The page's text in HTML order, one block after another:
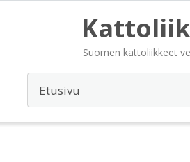
Suomen kattoliikkeet